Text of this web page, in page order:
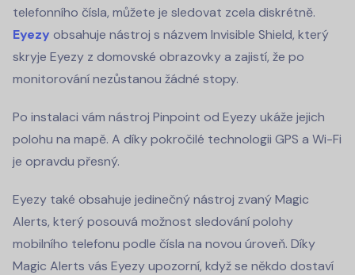
telefonního čísla, můžete je sledovat zcela diskrétně.
Eyezy obsahuje nástroj s názvem Invisible Shield, který
skryje Eyezy z domovské obrazovky a zajistí, že po
monitorování nezůstanou žádné stopy.
Po instalaci vám nástroj Pinpoint od Eyezy ukáže jejich
polohu na mapě. A díky pokročilé technologii GPS a Wi-Fi
je opravdu přesný.
Eyezy také obsahuje jedinečný nástroj zvaný Magic
Alerts, který posouvá možnost sledování polohy
mobilního telefonu podle čísla na novou úroveň. Díky
Magic Alerts vás Eyezy upozorní, když se někdo dostaví